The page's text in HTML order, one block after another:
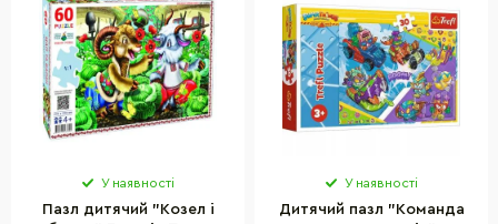
У наявності
Пазл дитячий "Козел і
У наявності
Дитячий пазл "Команда